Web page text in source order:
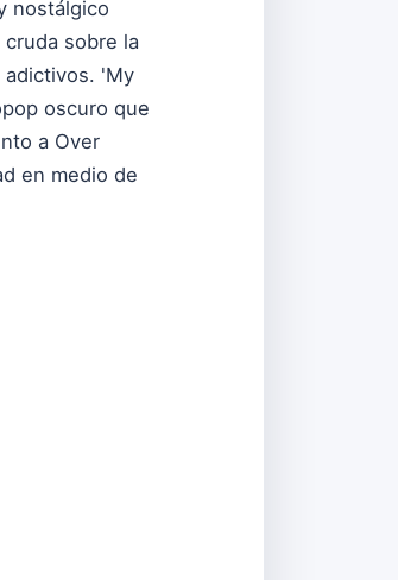
nostálgico
sobre la
adictivos. 'My
oscuro que
a Over
en medio de